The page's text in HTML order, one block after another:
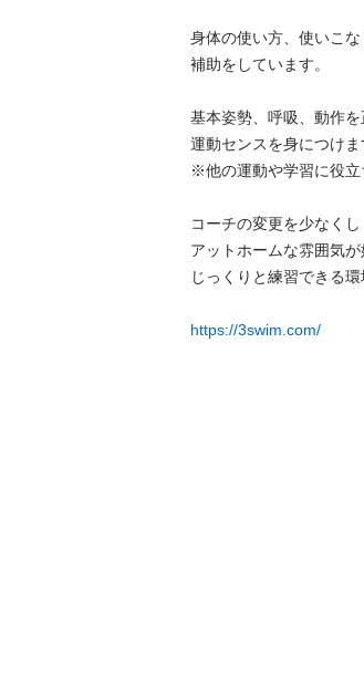
身体の使い方、使いこ
補助をしています。
基本姿勢、呼吸、動作
運動センスを身につけま
※他の運動や学習に役立
コーチの変更を少なくし
アットホームな雰囲気
じっくりと練習できる環
https://3swim.com/